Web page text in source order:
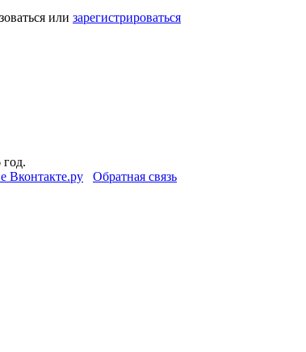
или зарегистрироваться
год.
Вконтакте.ру Обратная связь